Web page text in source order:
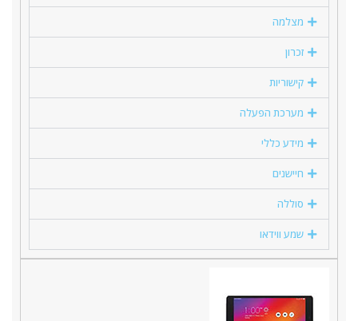
מצלמה
זכרון
קישוריות
מערכת הפעלה
מידע כללי
חיישנים
סוללה
שמע ווידאו